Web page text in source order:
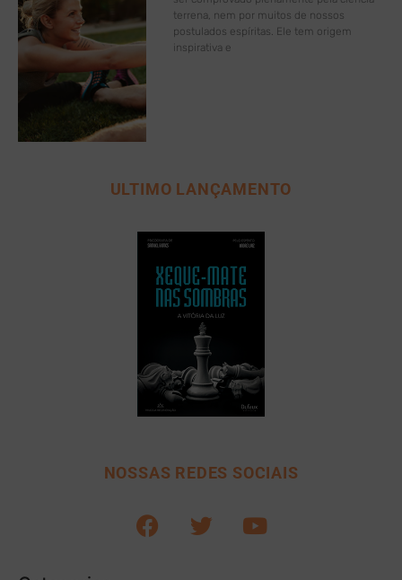
terrena, nem por muitos de nossos
postulados espíritas. Ele tem origem
inspirativa e
ULTIMO LANÇAMENTO
NOSSAS REDES SOCIAIS